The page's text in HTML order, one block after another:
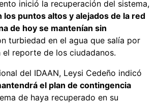
inició la recuperación del sistema,
los puntos altos y alejados de la red
de hoy se mantenían sin
turbiedad en el agua que salía por
el reporte de los ciudadanos.
del IDAAN, Leysi Cedeño indicó
el plan de contingencia
de haya recuperado en su